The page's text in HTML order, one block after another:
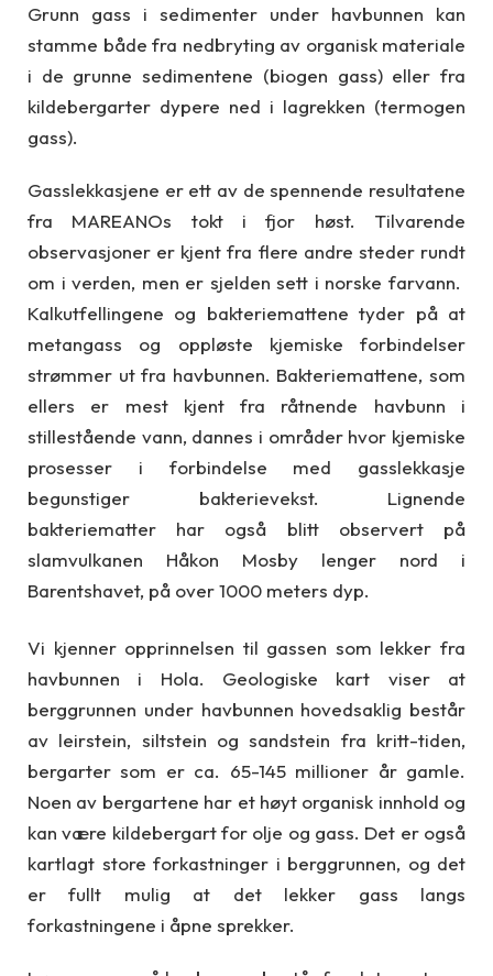
Grunn gass i sedimenter under havbunnen kan
stamme både fra nedbryting av organisk materiale
i de grunne sedimentene (biogen gass) eller fra
kildebergarter dypere ned i lagrekken (termogen
gass).
Gasslekkasjene er ett av de spennende resultatene
fra MAREANOs tokt i fjor høst. Tilvarende
observasjoner er kjent fra flere andre steder rundt
om i verden, men er sjelden sett i norske farvann.
Kalkutfellingene og bakteriemattene tyder på at
metangass og oppløste kjemiske forbindelser
strømmer ut fra havbunnen. Bakteriemattene, som
ellers er mest kjent fra råtnende havbunn i
stillestående vann, dannes i områder hvor kjemiske
prosesser i forbindelse med gasslekkasje
begunstiger bakterievekst. Lignende
bakteriematter har også blitt observert på
slamvulkanen Håkon Mosby lenger nord i
Barentshavet, på over 1000 meters dyp.
Vi kjenner opprinnelsen til gassen som lekker fra
havbunnen i Hola. Geologiske kart viser at
berggrunnen under havbunnen hovedsaklig består
av leirstein, siltstein og sandstein fra kritt-tiden,
bergarter som er ca. 65-145 millioner år gamle.
Noen av bergartene har et høyt organisk innhold og
kan være kildebergart for olje og gass. Det er også
kartlagt store forkastninger i berggrunnen, og det
er fullt mulig at det lekker gass langs
forkastningene i åpne sprekker.